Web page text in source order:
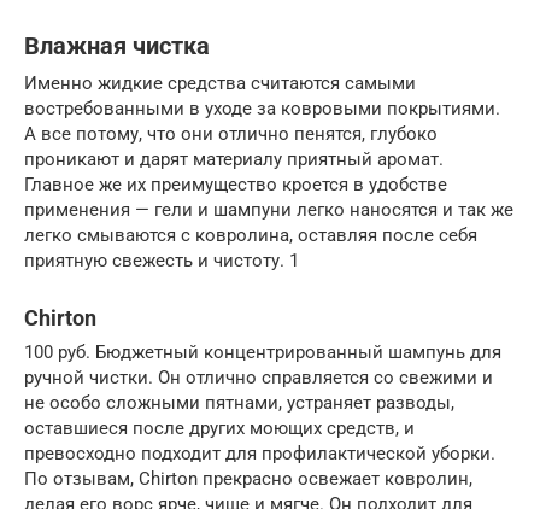
Влажная чистка
Именно жидкие средства считаются самыми
востребованными в уходе за ковровыми покрытиями.
А все потому, что они отлично пенятся, глубоко
проникают и дарят материалу приятный аромат.
Главное же их преимущество кроется в удобстве
применения — гели и шампуни легко наносятся и так же
легко смываются с ковролина, оставляя после себя
приятную свежесть и чистоту. 1
Chirton
100 руб. Бюджетный концентрированный шампунь для
ручной чистки. Он отлично справляется со свежими и
не особо сложными пятнами, устраняет разводы,
оставшиеся после других моющих средств, и
превосходно подходит для профилактической уборки.
По отзывам, Chirton прекрасно освежает ковролин,
делая его ворс ярче, чище и мягче. Он подходит для